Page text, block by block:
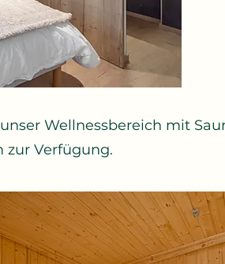
Wellnessbereich mit
zur Verfügung.